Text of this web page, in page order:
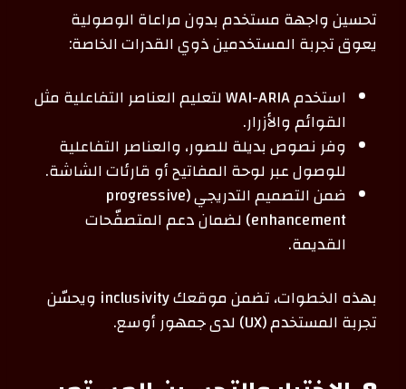
تحسين واجهة مستخدم بدون مراعاة الوصولية
يعوق تجربة المستخدمين ذوي القدرات الخاصة:
استخدم WAI-ARIA لتعليم العناصر التفاعلية مثل
القوائم والأزرار.
وفر نصوص بديلة للصور، والعناصر التفاعلية
للوصول عبر لوحة المفاتيح أو قارئات الشاشة.
ضمن التصميم التدريجي (progressive
enhancement) لضمان دعم المتصفّحات
القديمة.
بهذه الخطوات، تضمن موقعك inclusivity ويحسّن
تجربة المستخدم (UX) لدى جمهور أوسع.